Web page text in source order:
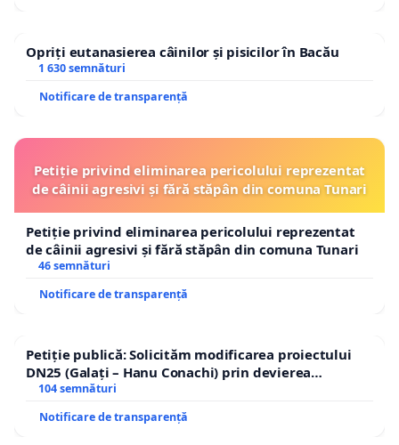
Opriți eutanasierea câinilor și pisicilor în Bacău
1 630 semnături
Notificare de transparență
Petiție privind eliminarea pericolului reprezentat
de câinii agresivi și fără stăpân din comuna Tunari
Petiție privind eliminarea pericolului reprezentat
de câinii agresivi și fără stăpân din comuna Tunari
46 semnături
Notificare de transparență
Petiție publică: Solicităm modificarea proiectului
DN25 (Galați – Hanu Conachi) prin devierea
traseului în afara localităților!
104 semnături
Notificare de transparență